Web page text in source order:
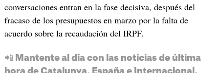
conversaciones entran en la fase decisiva, después del
fracaso de los presupuestos en marzo por la falta de
acuerdo sobre la recaudación del IRPF.
📲 Mantente al día con las noticias de última
hora de Catalunya, España e Internacional.